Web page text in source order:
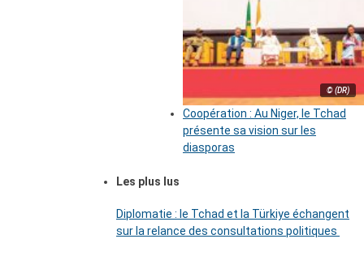
© (DR)
Coopération : Au Niger, le Tchad
présente sa vision sur les
diasporas
Les plus lus
Diplomatie : le Tchad et la Türkiye échangent
sur la relance des consultations politiques